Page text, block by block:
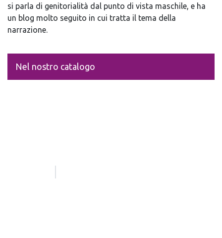
si parla di genitorialità dal punto di vista maschile, e ha
un blog molto seguito in cui tratta il tema della
narrazione.
Nel nostro catalogo